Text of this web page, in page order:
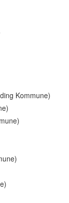
Kommune)